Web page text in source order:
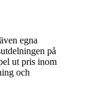
egna
på
ut pris inom
och